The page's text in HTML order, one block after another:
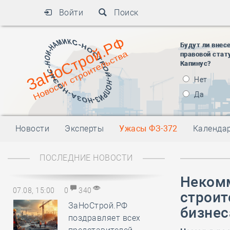
Войти Поиск
Будут ли
правовой
Капинус?
Нет
Да
Новости Эксперты Ужасы ФЗ-372
ПОСЛЕДНИЕ НОВОСТИ
07.08, 15:00 0 340
ЗаНоСтрой.РФ
поздравляет всех